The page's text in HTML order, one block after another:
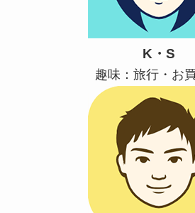
K・S
趣味：旅行・お